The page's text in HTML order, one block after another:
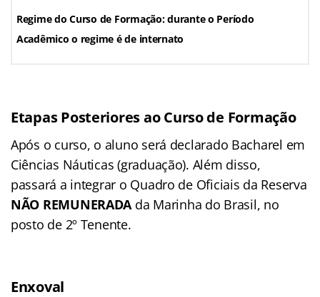
Regime do Curso de Formação: durante o Período
Acadêmico o regime é de internato
Etapas Posteriores ao Curso de Formação
Após o curso, o aluno será declarado Bacharel em
Ciências Náuticas (graduação). Além disso,
passará a integrar o Quadro de Oficiais da Reserva
NÃO REMUNERADAda Marinha do Brasil, no
posto de 2º Tenente.
Enxoval